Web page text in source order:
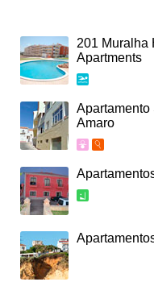
201 Muralha
Apartments
Apartamento
Amaro